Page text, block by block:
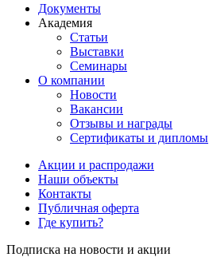
Документы
Академия
Статьи
Выставки
Семинары
О компании
Новости
Вакансии
Отзывы и награды
Сертификаты и дипломы
Акции и распродажи
Наши объекты
Контакты
Публичная оферта
Где купить?
Подписка на новости и акции